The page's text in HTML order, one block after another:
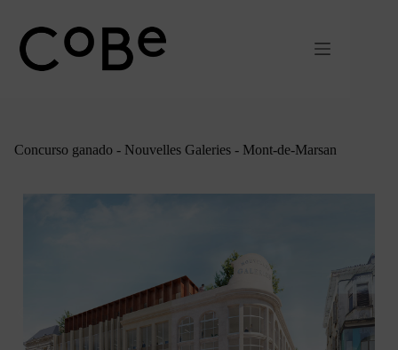
contenido
Concurso ganado - Nouvelles Galeries - Mont-de-Marsan